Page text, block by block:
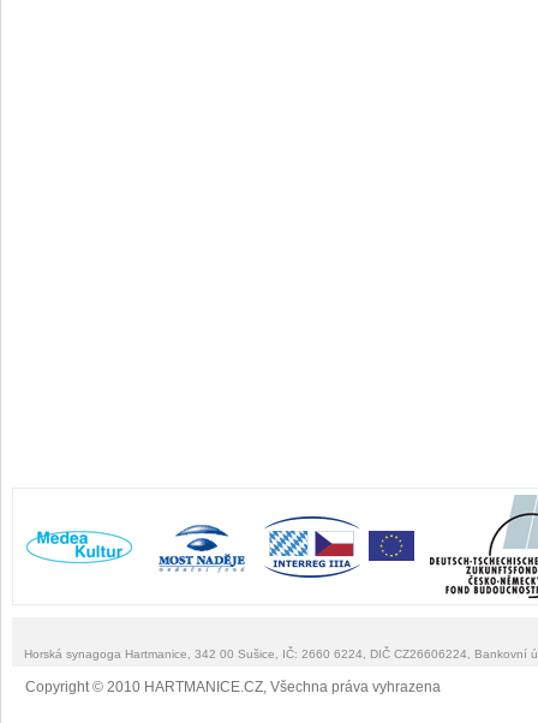
Horská synagoga Hartmanice, 342 00 Sušice, IČ: 2660 6224, DIČ CZ26606224, Bankovní
Copyright © 2010 HARTMANICE.CZ, Všechna práva vyhrazena